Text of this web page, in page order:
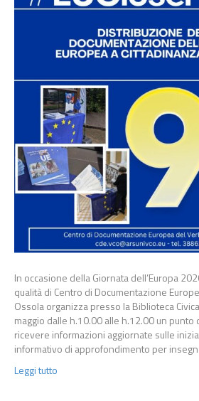
In occasione della Giornata dell’Europa
qualità di Centro di Documentazione
Ossola organizza presso la Biblioteca
maggio dalle h.10.00 alle h.12.00 un
ricevere informazioni aggiornate sulle
informativo di approfondimento per
Leggi tutto